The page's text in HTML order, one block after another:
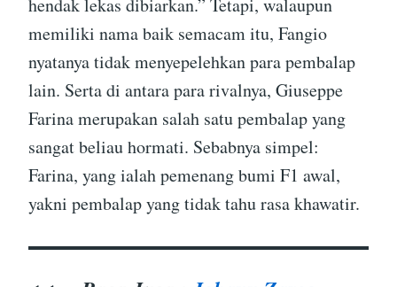
memiliki nama baik semacam itu, Fangio
nyatanya tidak menyepelehkan para pembalap
lain. Serta di antara para rivalnya, Giuseppe
Farina merupakan salah satu pembalap yang
sangat beliau hormati. Sebabnya simpel:
Farina, yang ialah pemenang bumi F1 awal,
yakni pembalap yang tidak tahu rasa khawatir.